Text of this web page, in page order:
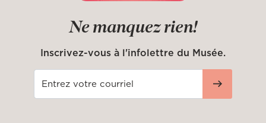
Ne manquez rien!
Inscrivez-vous à l'infolettre du Musée.